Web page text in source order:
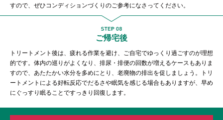
すので、ぜひコンディションづくりのご参考になさってください。
ご帰宅後
トリートメント後は、疲れる作業を避け、ご自宅でゆっくり過ごすのが理想
的です。体内の巡りがよくなり、排尿・排便の回数が増えるケースもありま
すので、あたたかい水分を多めにとり、老廃物の排出を促しましょう。トリ
ートメントによる好転反応でだるさや眠気を感じる場合もありますが、早め
にぐっすり眠ることですっきり回復します。